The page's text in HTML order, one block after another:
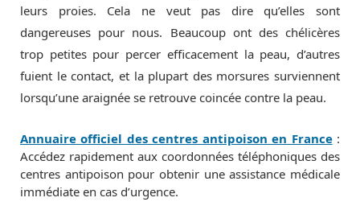
leurs proies. Cela ne veut pas dire qu’elles sont
dangereuses pour nous. Beaucoup ont des chélicères
trop petites pour percer efficacement la peau, d’autres
fuient le contact, et la plupart des morsures surviennent
lorsqu’une araignée se retrouve coincée contre la peau.
Annuaire officiel des centres antipoison en France:
Accédez rapidement aux coordonnées téléphoniques des
centres antipoison pour obtenir une assistance médicale
immédiate en cas d’urgence.